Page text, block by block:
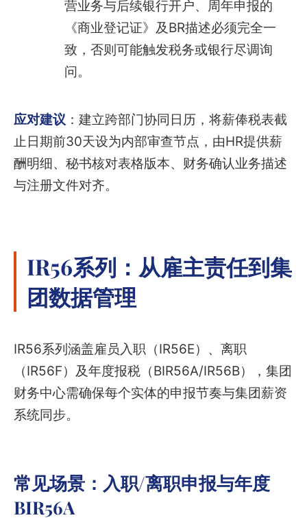
营业务与后续银行开户、周年申报的
《商业登记证》及BR描述必须完全一
致，否则可能触发税务或银行尽调询
问。
应对建议 ：建立跨部门协同日历，将薪俸税表截
止日期前30天设为内部审查节点，由HR提供薪
酬明细、秘书核对表格版本、财务确认业务描述
与注册文件对齐。
IR56系列：从雇主责任到集
团数据管理
IR56系列涵盖雇员入职（IR56E）、离职
（IR56F）及年度报税（BIR56A/IR56B），集团
财务中心需确保每个实体的申报节奏与集团薪资
系统同步。
常见场景：入职/离职申报与年度
BIR56A